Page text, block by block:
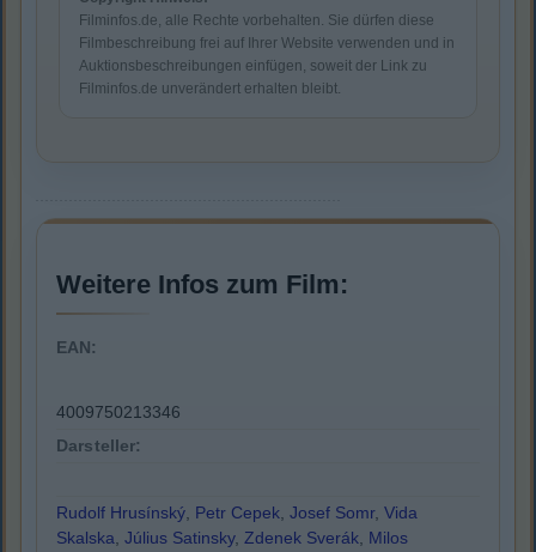
Filminfos.de, alle Rechte vorbehalten. Sie dürfen diese
Filmbeschreibung frei auf Ihrer Website verwenden und in
Auktionsbeschreibungen einfügen, soweit der Link zu
Filminfos.de unverändert erhalten bleibt.
Weitere Infos zum Film:
EAN:
4009750213346
Darsteller:
Rudolf Hrusínský, Petr Cepek, Josef Somr, Vida
Skalska, Július Satinsky, Zdenek Sverák, Milos